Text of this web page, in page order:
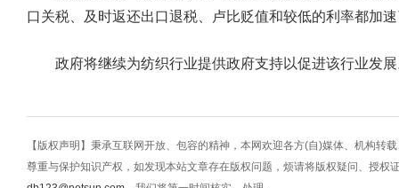
口关税、及时返还出口退税、卢比贬值和较低的利率都加
政府将继续为纺织行业提供政府支持以促进该行业发展
【版权声明】秉承互联网开放、包容的精神，本网欢迎各方(自)媒体、机构转
尊重与保护知识产权，如发现本站文章存在版权问题，烦请将版权疑问、授权